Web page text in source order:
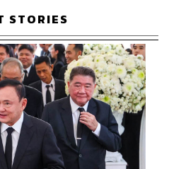
STORIES